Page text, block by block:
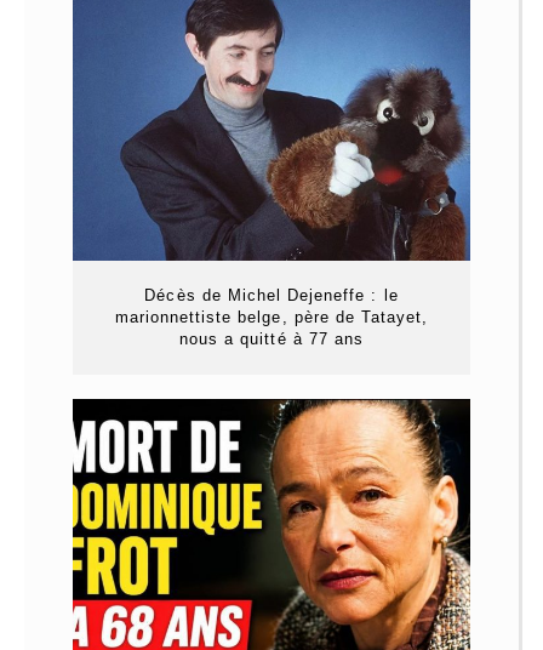
Décès de Michel Dejeneffe : le
marionnettiste belge, père de Tatayet,
nous a quitté à 77 ans